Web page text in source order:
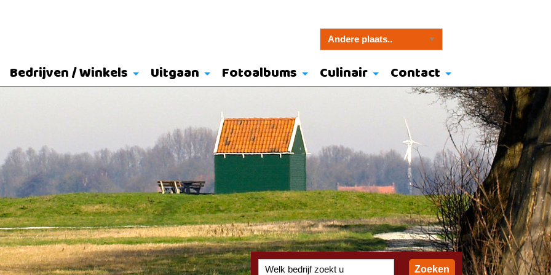
Bedrijven / Winkels Uitgaan Fotoalbums Culinair Contact